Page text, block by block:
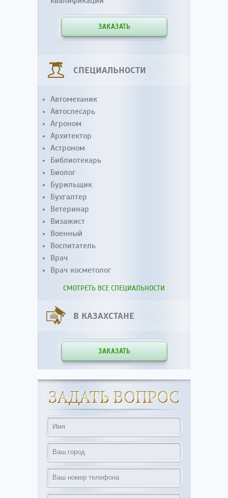
ЗАКАЗАТЬ
СПЕЦИАЛЬНОСТИ
Автомеханик
Автослесарь
Агроном
Архитектор
Астроном
Библиотекарь
Биолог
Бурильщик
Бухгалтер
Ветеринар
Визажист
Военный
Воспитатель
Врач
Врач косметолог
СМОТРЕТЬ ВСЕ СПЕЦИАЛЬНОСТИ
В КАЗАХСТАНЕ
ЗАКАЗАТЬ